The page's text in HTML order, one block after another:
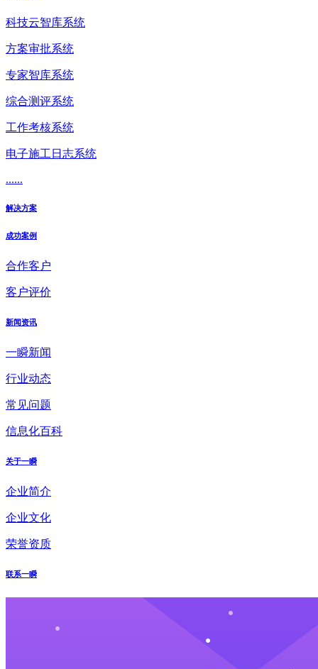
科技云智库系统
方案审批系统
专家智库系统
综合测评系统
工作考核系统
电子施工日志系统
......
解决方案
成功案例
合作客户
客户评价
新闻资讯
一瞬新闻
行业动态
常见问题
信息化百科
关于一瞬
企业简介
企业文化
荣誉资质
联系一瞬